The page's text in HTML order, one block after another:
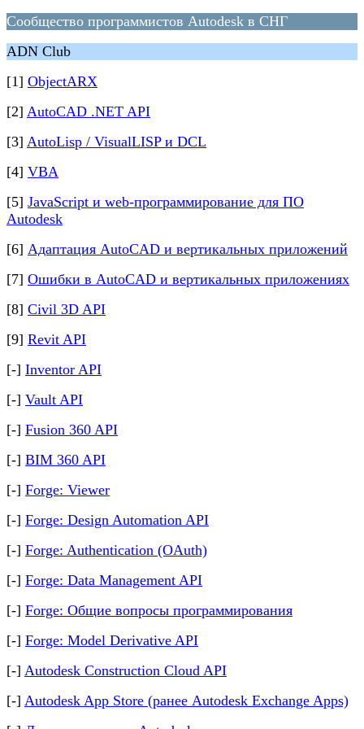
Сообщество программистов Autodesk в СНГ
ADN Club
[1] ObjectARX
[2] AutoCAD .NET API
[3] AutoLisp / VisualLISP и DCL
[4] VBA
[5] JavaScript и web-программирование для ПО
Autodesk
[6] Адаптация AutoCAD и вертикальных приложений
[7] Ошибки в AutoCAD и вертикальных приложениях
[8] Civil 3D API
[9] Revit API
[-] Inventor API
[-] Vault API
[-] Fusion 360 API
[-] BIM 360 API
[-] Forge: Viewer
[-] Forge: Design Automation API
[-] Forge: Authentication (OAuth)
[-] Forge: Data Management API
[-] Forge: Общие вопросы программирования
[-] Forge: Model Derivative API
[-] Autodesk Construction Cloud API
[-] Autodesk App Store (ранее Autodesk Exchange Apps)